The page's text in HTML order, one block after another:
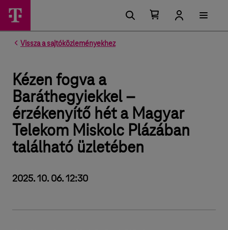
Vissza a sajtóközleményekhez
Kézen fogva a
Baráthegyiekkel –
érzékenyítő hét a Magyar
Telekom Miskolc Plázában
található üzletében
2025. 10. 06. 12:30